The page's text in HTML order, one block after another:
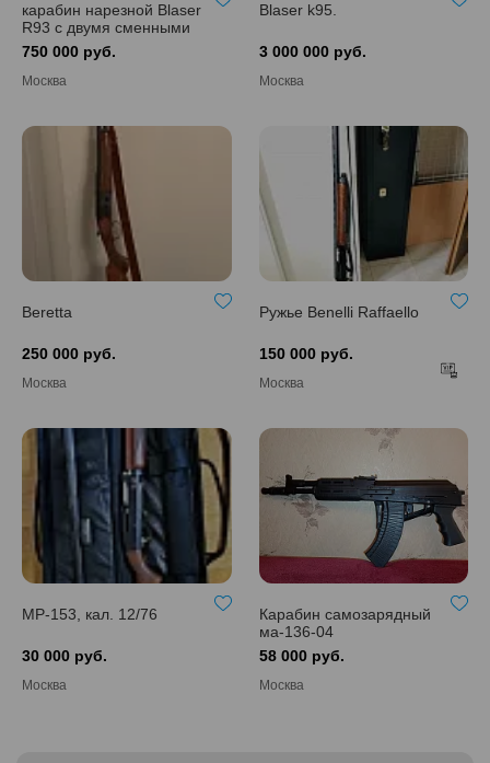
карабин нарезной Blaser
R93 с двумя сменными
стволами (308Win с
дополнительным
стволом 223Rem)
750 000 руб.
Москва
Blaser k95.
3 000 000 руб.
Москва
Beretta
250 000 руб.
Москва
Ружье Benelli Raffaello
150 000 руб.
Москва
МР-153, кал. 12/76
30 000 руб.
Москва
Карабин самозарядный
ма-136-04
58 000 руб.
Москва